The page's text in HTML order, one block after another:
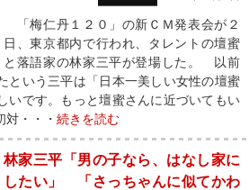
「梅仁丹１２０」の新ＣＭ発表会が２
日、東京都内で行われ、タレントの壇蜜
と落語家の林家三平が登場した。 以前
という三平は「日本一美しい女性の壇蜜
いです。もっと壇蜜さんに近づいてもい
・・・ 続きを読む
林家三平「男の子なら、はなし家に
したい」 「さっちゃんに似てかわ